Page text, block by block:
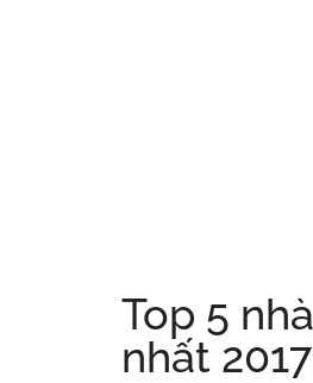
Top 5
nhất 2017